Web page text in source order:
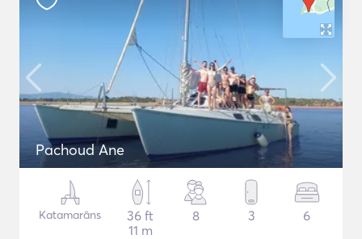
Pachoud Ane
Katamarāns
36 ft
11 m
8 3 6